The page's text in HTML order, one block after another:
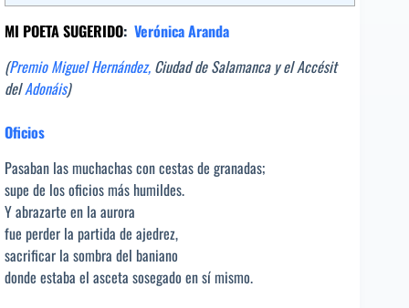
MI POETA SUGERIDO: Verónica Aranda
(Premio Miguel Hernández, Ciudad de Salamanca y el Accésit
delAdonáis)
Oficios
Pasaban las muchachas con cestas de granadas;
supe de los oficios más humildes.
Y abrazarte en la aurora
fue perder la partida de ajedrez,
sacrificar la sombra del baniano
donde estaba el asceta sosegado en sí mismo.